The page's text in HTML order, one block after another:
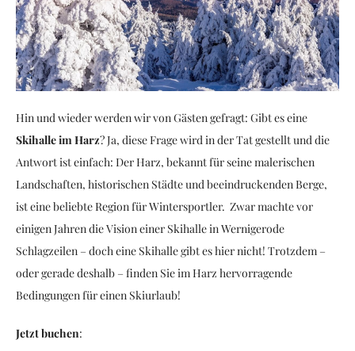
Hin und wieder werden wir von Gästen gefragt: Gibt es eine
Skihalle im Harz? Ja, diese Frage wird in der Tat gestellt und die
Antwort ist einfach: Der Harz, bekannt für seine malerischen
Landschaften, historischen Städte und beeindruckenden Berge,
ist eine beliebte Region für Wintersportler. Zwar machte vor
einigen Jahren die Vision einer Skihalle in Wernigerode
Schlagzeilen – doch eine Skihalle gibt es hier nicht! Trotzdem –
oder gerade deshalb – finden Sie im Harz hervorragende
Bedingungen für einen Skiurlaub!
Jetzt buchen: